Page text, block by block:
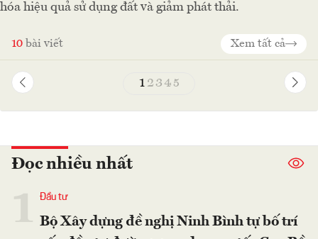
hóa hiệu quả sử dụng đất và giảm phát thải.
10 bài viết Xem tất cả
1 23 45
Đọc nhiều nhất
Đầu tư
Bộ Xây dựng đề nghị Ninh Bình tự bố trí